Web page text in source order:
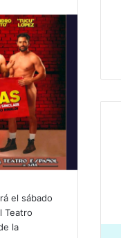
el sábado
Teatro
la